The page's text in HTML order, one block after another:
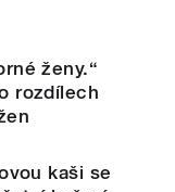
ženy.“
rozdílech
kaši se